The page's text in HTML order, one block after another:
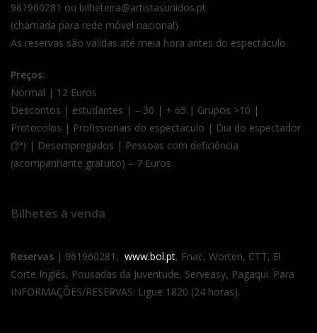
961960281 ou bilheteira@artistasunidos.pt
(chamada para rede móvel nacional)
As reservas são válidas até meia hora antes do espectáculo.
Preços:
Normal | 12 Euros
Descontos | estudantes | – 30 | + 65 | Grupos >10 |
Protocolos | Profissionais do espectáculo | Dia do espectador
(3ª) | Desempregados | Pessoas com deficiência
(acompanhante gratuito) – 7 Euros
Bilhetes à venda
Reservas | 961960281, www.bol.pt, Fnac, Worten, CTT, El
Corte Inglês, Pousadas da Juventude, Serveasy, Pagaqui. Para
INFORMAÇÕES/RESERVAS: Ligue 1820 (24 horas).